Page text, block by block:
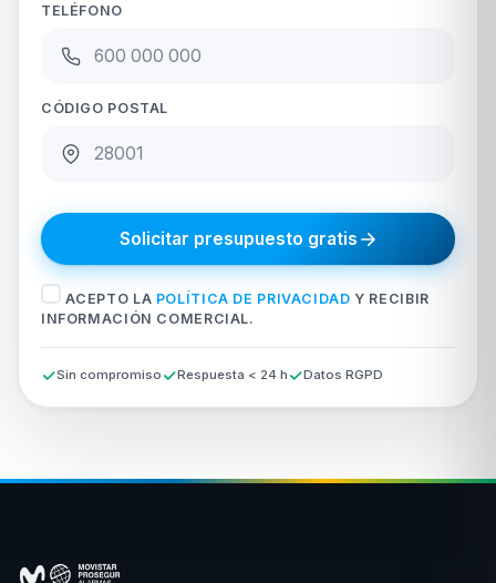
TELÉFONO
CÓDIGO POSTAL
Solicitar presupuesto gratis
ACEPTO LA POLÍTICA DE PRIVACIDAD Y RECIBIR
INFORMACIÓN COMERCIAL.
Sin compromiso Respuesta < 24 h Datos RGPD